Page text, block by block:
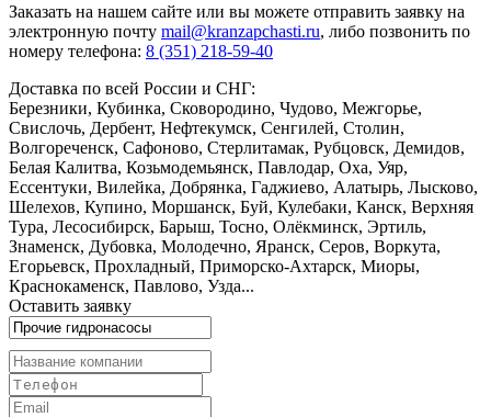
Заказать на нашем сайте или вы можете отправить заявку на
электронную почту mail@kranzapchasti.ru, либо позвонить по
номеру телефона: 8 (351) 218-59-40
Доставка по всей России и СНГ:
Березники, Кубинка, Сковородино, Чудово, Межгорье,
Свислочь, Дербент, Нефтекумск, Сенгилей, Столин,
Волгореченск, Сафоново, Стерлитамак, Рубцовск, Демидов,
Белая Калитва, Козьмодемьянск, Павлодар, Оха, Уяр,
Ессентуки, Вилейка, Добрянка, Гаджиево, Алатырь, Лысково,
Шелехов, Купино, Моршанск, Буй, Кулебаки, Канск, Верхняя
Тура, Лесосибирск, Барыш, Тосно, Олёкминск, Эртиль,
Знаменск, Дубовка, Молодечно, Яранск, Серов, Воркута,
Егорьевск, Прохладный, Приморско-Ахтарск, Миоры,
Краснокаменск, Павлово, Узда...
Оставить заявку